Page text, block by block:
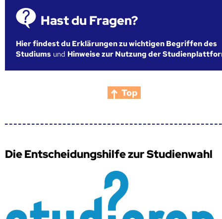
Hast du Fragen?
Hier findest du Erklärungen zu wichtigen Begriffen des
Studiums und Hinweise zur Nutzung der
Top
Die Entscheidungshilfe zur Studienwahl